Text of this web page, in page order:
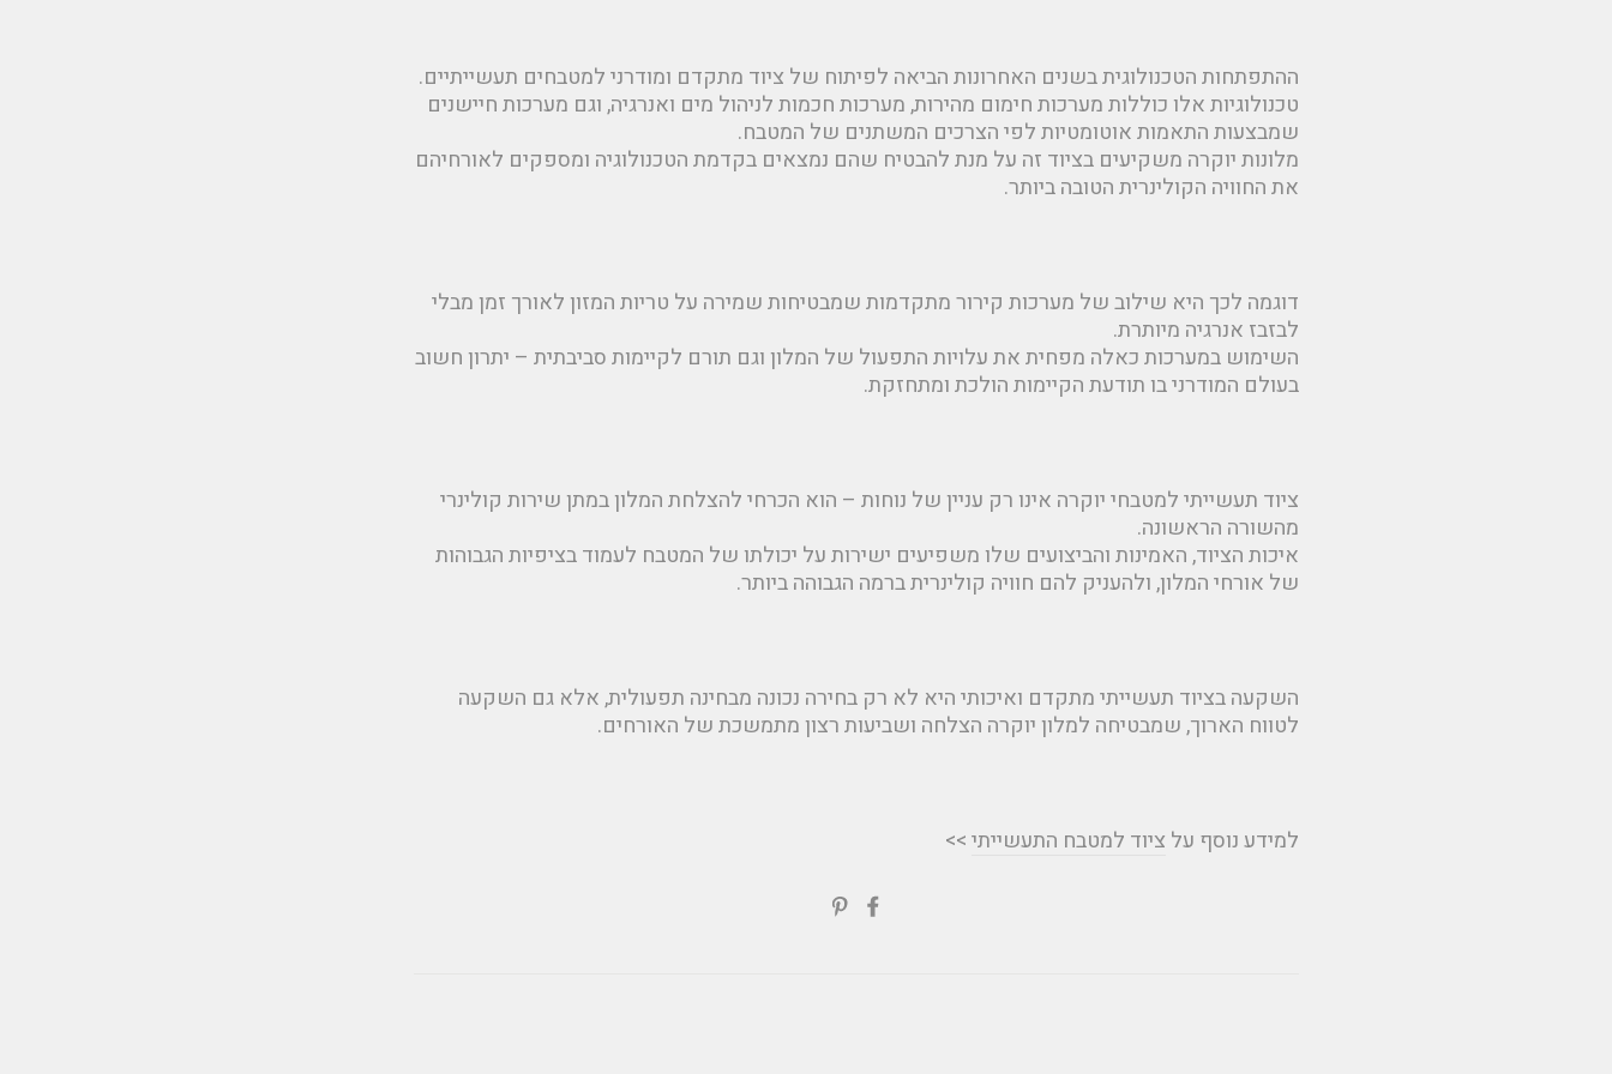
ההתפתחות הטכנולוגית בשנים האחרונות הביאה לפיתוח של ציוד מתקדם ומודרני למטבחים תעשייתיים.
טכנולוגיות אלו כוללות מערכות חימום מהירות, מערכות חכמות לניהול מים ואנרגיה, וגם מערכות חיישנים
שמבצעות התאמות אוטומטיות לפי הצרכים המשתנים של המטבח.
מלונות יוקרה משקיעים בציוד זה על מנת להבטיח שהם נמצאים בקדמת הטכנולוגיה ומספקים לאורחיהם
את החוויה הקולינרית הטובה ביותר.
דוגמה לכך היא שילוב של מערכות קירור מתקדמות שמבטיחות שמירה על טריות המזון לאורך זמן מבלי
לבזבז אנרגיה מיותרת.
השימוש במערכות כאלה מפחית את עלויות התפעול של המלון וגם תורם לקיימות סביבתית – יתרון חשוב
בעולם המודרני בו תודעת הקיימות הולכת ומתחזקת.
ציוד תעשייתי למטבחי יוקרה אינו רק עניין של נוחות – הוא הכרחי להצלחת המלון במתן שירות קולינרי
מהשורה הראשונה.
איכות הציוד, האמינות והביצועים שלו משפיעים ישירות על יכולתו של המטבח לעמוד בציפיות הגבוהות
של אורחי המלון, ולהעניק להם חוויה קולינרית ברמה הגבוהה ביותר.
השקעה בציוד תעשייתי מתקדם ואיכותי היא לא רק בחירה נכונה מבחינה תפעולית, אלא גם השקעה
לטווח הארוך, שמבטיחה למלון יוקרה הצלחה ושביעות רצון מתמשכת של האורחים.
למידע נוסף על ציוד למטבח התעשייתי>>
שתפי